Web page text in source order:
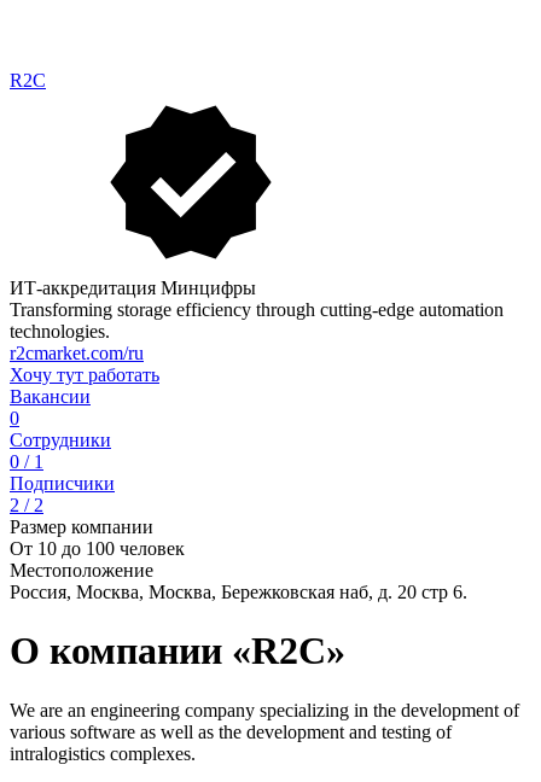
R2C
ИТ-аккредитация Минцифры
Transforming storage efficiency through cutting-edge automation
technologies.
r2cmarket.com/ru
Хочу тут работать
Вакансии
0
Сотрудники
0 / 1
Подписчики
2 / 2
Размер компании
От 10 до 100 человек
Местоположение
Россия, Москва, Москва, Бережковская наб, д. 20 стр 6.
О компании «R2C»
We are an engineering company specializing in the development of
various software as well as the development and testing of
intralogistics complexes.